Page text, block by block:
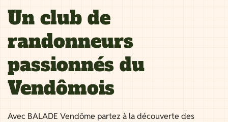
Un club de
randonneurs
passionnés du
Vendômois
Avec BALADE Vendôme partez à la découverte des